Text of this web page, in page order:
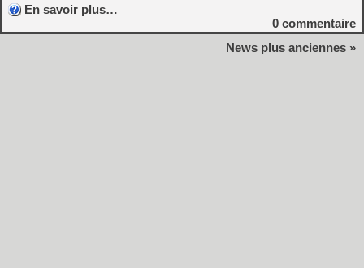
En savoir plus…
0 commentaire
News plus anciennes »